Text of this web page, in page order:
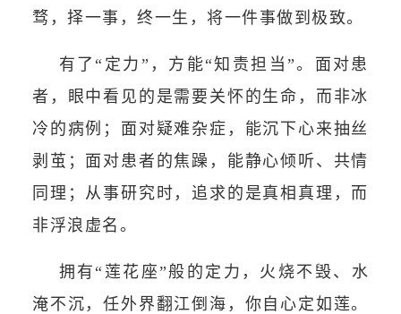
骛，择一事，终一生，将一件事做到极致。
有了“定力”，方能“知责担当”。面对患
者，眼中看见的是需要关怀的生命，而非冰
冷的病例；面对疑难杂症，能沉下心来抽丝
剥茧；面对患者的焦躁，能静心倾听、共情
同理；从事研究时，追求的是真相真理，而
非浮浪虚名。
拥有“莲花座”般的定力，火烧不毁、水
淹不沉，任外界翻江倒海，你自心定如莲。